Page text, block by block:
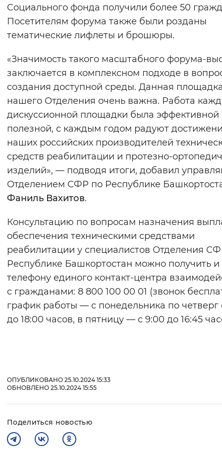
Социального фонда получили более 50
Посетителям форума также были розданы
тематические лифлеты и брошюры.
«Значимость такого масштабного форума-
заключается в комплексном подходе в
создания доступной среды. Данная
нашего Отделения очень важна. Работа
дискуссионной площадки была эффективной
полезной, с каждым годом радуют
наших российских производителей
средств реабилитации и протезно-
изделий», — подводя итоги, добавил
Отделением СФР по Республике
Фаниль Вахитов.
Консультацию по вопросам назначения
обеспечения техническими средствами
реабилитации у специалистов Отделения
Республике Башкортостан можно получить и
телефону единого контакт-центра
с гражданами: 8 800 100 00 01 (звонок
график работы — с понедельника по четверг
до 18:00 часов, в пятницу — с 9:00 до 16:45
ОПУБЛИКОВАНО 25.10.2024 15:33
ОБНОВЛЕНО 25.10.2024 15:55
Поделиться новостью